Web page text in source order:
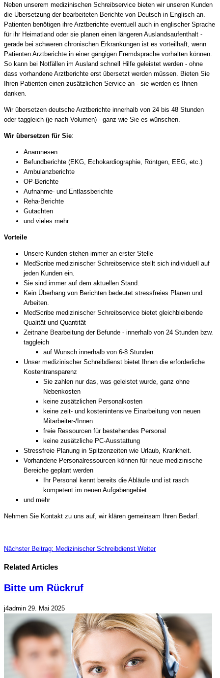
Neben unserem medizinischen Schreibservice bieten wir unseren Kunden
die Übersetzung der bearbeiteten Berichte von Deutsch in Englisch an.
Patienten benötigen ihre Arztberichte eventuell auch in englischer Sprache
für ihr Heimatland oder sie planen einen längeren Auslandsaufenthalt -
gerade bei schweren chronischen Erkrankungen ist es vorteilhaft, wenn
Patienten Arztberichte in einer gängigen Fremdsprache vorhalten können.
So kann bei Notfällen im Ausland schnell Hilfe geleistet werden - ohne
dass vorhandene Arztberichte erst übersetzt werden müssen. Bieten Sie
Ihren Patienten einen zusätzlichen Service an - sie werden es Ihnen
danken.
Wir übersetzen deutsche Arztberichte innerhalb von 24 bis 48 Stunden
oder taggleich (je nach Volumen) - ganz wie Sie es wünschen.
Wir übersetzen für Sie:
Anamnesen
Befundberichte (EKG, Echokardiographie, Röntgen, EEG, etc.)
Ambulanzberichte
OP-Berichte
Aufnahme- und Entlassberichte
Reha-Berichte
Gutachten
und vieles mehr
Vorteile
Unsere Kunden stehen immer an erster Stelle
MedScribe medizinischer Schreibservice stellt sich individuell auf
jeden Kunden ein.
Sie sind immer auf dem aktuellen Stand.
Kein Überhang von Berichten bedeutet stressfreies Planen und
Arbeiten.
MedScribe medizinischer Schreibservice bietet gleichbleibende
Qualität und Quantität
Zeitnahe Bearbeitung der Befunde - innerhalb von 24 Stunden bzw.
taggleich
auf Wunsch innerhalb von 6-8 Stunden.
Unser medizinischer Schreibdienst bietet Ihnen die erforderliche
Kostentransparenz
Sie zahlen nur das, was geleistet wurde, ganz ohne
Nebenkosten
keine zusätzlichen Personalkosten
keine zeit- und kostenintensive Einarbeitung von neuen
Mitarbeiter-/Innen
freie Ressourcen für bestehendes Personal
keine zusätzliche PC-Ausstattung
Stressfreie Planung in Spitzenzeiten wie Urlaub, Krankheit.
Vorhandene Personalressourcen können für neue medizinische
Bereiche geplant werden
Ihr Personal kennt bereits die Abläufe und ist rasch
kompetent im neuen Aufgabengebiet
und mehr
Nehmen Sie Kontakt zu uns auf, wir klären gemeinsam Ihren Bedarf.
Nächster Beitrag: Medizinischer Schreibdienst Weiter
Related Articles
Bitte um Rückruf
j4admin 29. Mai 2025